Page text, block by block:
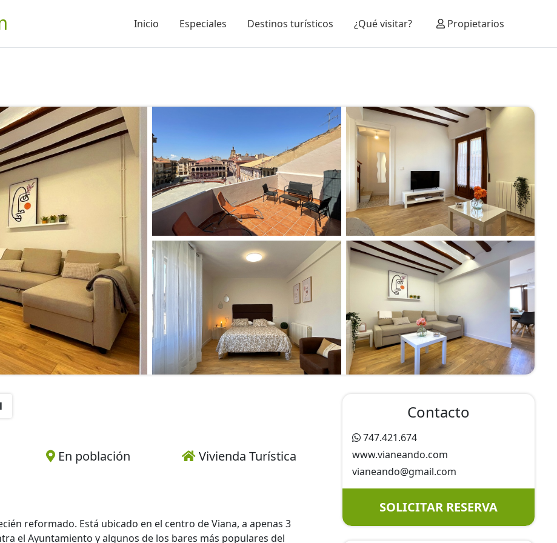
Inicio Especiales Destinos turísticos ¿Qué visitar? Propietarios
En población Vivienda Turística
reformado. Está ubicado en el centro de Viana, a apenas 3
el Ayuntamiento y algunos de los bares más populares del
Contacto
747.421.674
www.vianeando.com
vianeando@gmail.com
SOLICITAR RESERVA